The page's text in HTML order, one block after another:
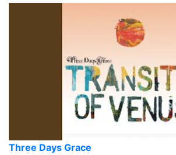
Three Days Grace